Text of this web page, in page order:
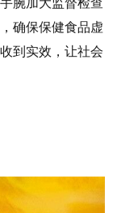
确保保健食品虚
到实效，让社会